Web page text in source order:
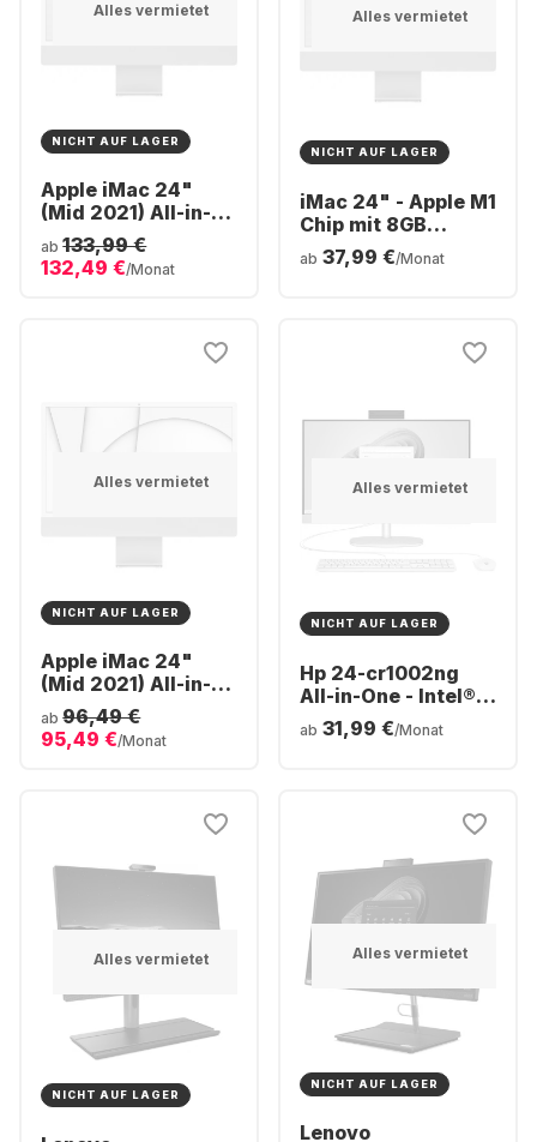
Alles vermietet
NICHT AUF LAGER
Apple iMac 24"
(Mid 2021) All-in-
One - Apple M1 -
16GB - 512GB SSD -
Apple Integrated 8-
ab 133,99 €
132,49 €/Monat
Alles vermietet
NICHT AUF LAGER
iMac 24" - Apple M1
Chip mit 8GB
Arbeitsspeicher
512GB SSD -
ab 37,99 €/Monat
Alles vermietet
NICHT AUF LAGER
Apple iMac 24"
(Mid 2021) All-in-
One - Apple M1 -
8GB - 256GB SSD -
Apple Integrated 8-
ab 96,49 €
95,49 €/Monat
Alles vermietet
NICHT AUF LAGER
Hp 24-cr1002ng
All-in-One - Intel®
Core™ Ultra 5-125U
- 16GB - 512 GB -
ab 31,99 €/Monat
Alles vermietet
NICHT AUF LAGER
Alles vermietet
NICHT AUF LAGER
Lenovo